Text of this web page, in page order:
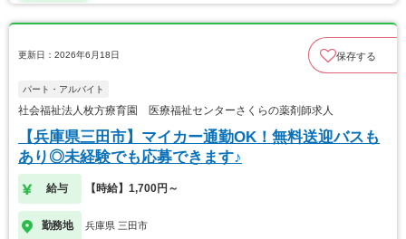
更新日：2026年6月18日 保存する
パート・アルバイト
社会福祉法人枚方療育園 医療福祉センターさくらの薬剤師求人
【兵庫県三田市】マイカー通勤OK！無料送迎バスも
あり◎未経験でも応募できます♪
給与 【時給】1,700円～
勤務地 兵庫県 三田市